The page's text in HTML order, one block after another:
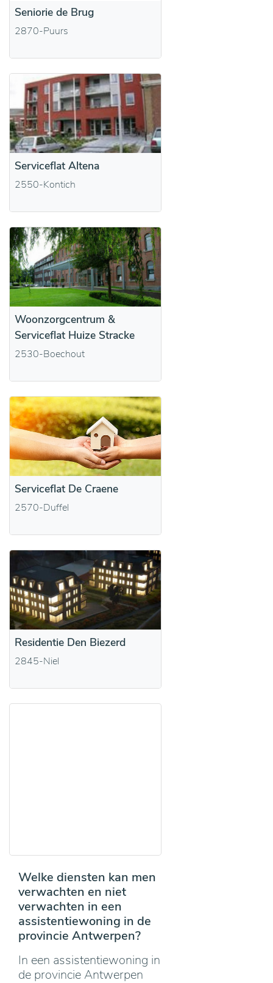
Seniorie de Brug
2870-Puurs
Serviceflat Altena
2550-Kontich
Woonzorgcentrum &
Serviceflat Huize Stracke
2530-Boechout
Serviceflat De Craene
2570-Duffel
Residentie Den Biezerd
2845-Niel
Welke diensten kan men
verwachten en niet
verwachten in een
assistentiewoning in de
provincie Antwerpen?
In een assistentiewoning in
de provincie Antwerpen